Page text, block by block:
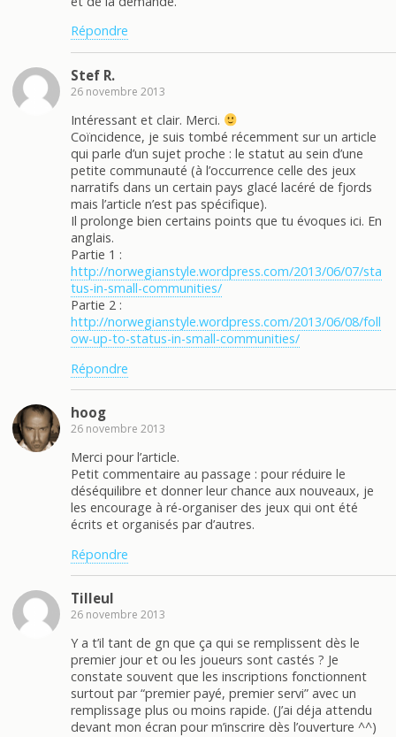
Répondre
Stef R.
26 novembre 2013
Intéressant et clair. Merci.
Coïncidence, je suis tombé récemment sur un article
qui parle d’un sujet proche : le statut au sein d’une
petite communauté (à l’occurrence celle des jeux
narratifs dans un certain pays glacé lacéré de fjords
mais l’article n’est pas spécifique).
Il prolonge bien certains points que tu évoques ici. En
anglais.
Partie 1 :
http://norwegianstyle.wordpress.com/2013/06/07/sta
tus-in-small-communities/
Partie 2 :
http://norwegianstyle.wordpress.com/2013/06/08/foll
ow-up-to-status-in-small-communities/
Répondre
hoog
26 novembre 2013
Merci pour l’article.
Petit commentaire au passage : pour réduire le
déséquilibre et donner leur chance aux nouveaux, je
les encourage à ré-organiser des jeux qui ont été
écrits et organisés par d’autres.
Répondre
Tilleul
26 novembre 2013
Y a t’il tant de gn que ça qui se remplissent dès le
premier jour et ou les joueurs sont castés ? Je
constate souvent que les inscriptions fonctionnent
surtout par “premier payé, premier servi” avec un
remplissage plus ou moins rapide. (J’ai déja attendu
devant mon écran pour m’inscrire dès l’ouverture ^^)